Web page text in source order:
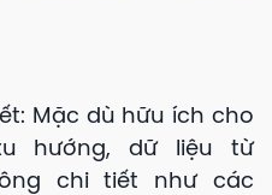
Mặc dù hữu ích cho
hướng, dữ liệu từ
chi tiết như các